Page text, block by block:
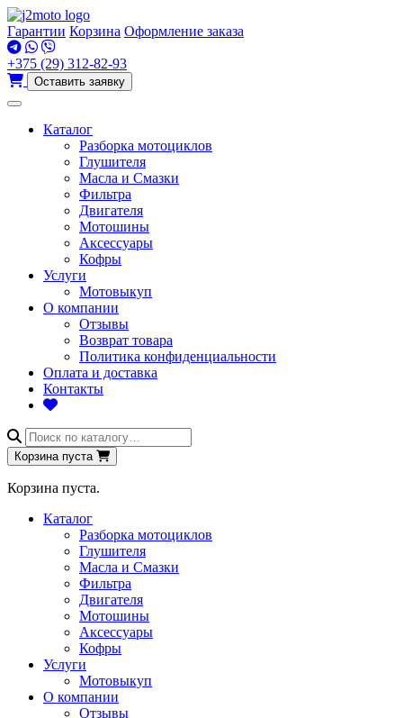
Перейти
к
содержимому
Гарантии Корзина Оформление заказа
+375 (29) 312-82-93
Оставить заявку
Каталог
Разборка мотоциклов
Глушителя
Масла и Смазки
Фильтра
Двигателя
Мотошины
Аксессуары
Кофры
Услуги
Мотовыкуп
О компании
Отзывы
Возврат товара
Политика конфиденциальности
Оплата и доставка
Контакты
Поиск
товаров
Корзина пуста
Корзина пуста.
Каталог
Разборка мотоциклов
Глушителя
Масла и Смазки
Фильтра
Двигателя
Мотошины
Аксессуары
Кофры
Услуги
Мотовыкуп
О компании
Отзывы